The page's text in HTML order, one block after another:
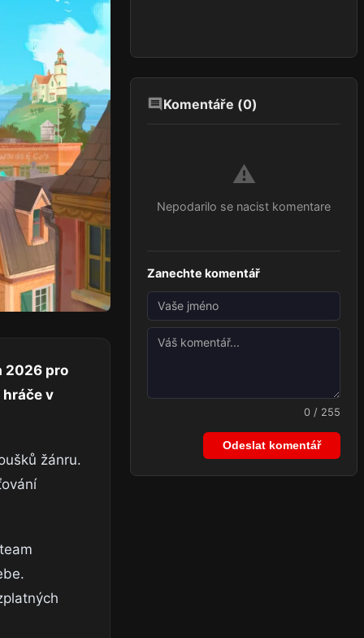
2026 pro
v
žánru.
Komentáře (0)
⚠️
Nepodarilo se nacist komentare
Zanechte komentář
0 / 255
Odeslat komentář